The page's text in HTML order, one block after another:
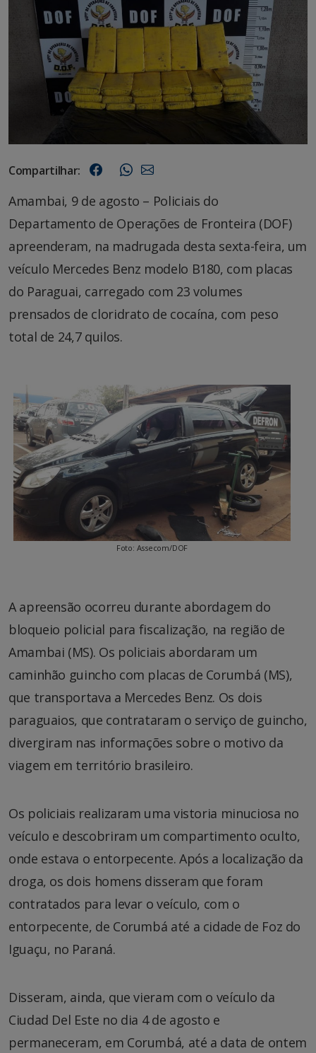
Compartilhar:
Amambai, 9 de agosto – Policiais do
Departamento de Operações de Fronteira (DOF)
apreenderam, na madrugada desta sexta-feira, um
veículo Mercedes Benz modelo B180, com placas
do Paraguai, carregado com 23 volumes
prensados de cloridrato de cocaína, com peso
total de 24,7 quilos.
Foto: Assecom/DOF
A apreensão ocorreu durante abordagem do
bloqueio policial para fiscalização, na região de
Amambai (MS). Os policiais abordaram um
caminhão guincho com placas de Corumbá (MS),
que transportava a Mercedes Benz. Os dois
paraguaios, que contrataram o serviço de guincho,
divergiram nas informações sobre o motivo da
viagem em território brasileiro.
Os policiais realizaram uma vistoria minuciosa no
veículo e descobriram um compartimento oculto,
onde estava o entorpecente. Após a localização da
droga, os dois homens disseram que foram
contratados para levar o veículo, com o
entorpecente, de Corumbá até a cidade de Foz do
Iguaçu, no Paraná.
Disseram, ainda, que vieram com o veículo da
Ciudad Del Este no dia 4 de agosto e
permaneceram, em Corumbá, até a data de ontem